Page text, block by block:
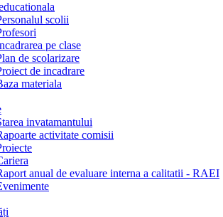
scolii
pe clase
de scolarizare
de incadrare
materiala
invatamantului
activitate comisii
anual de evaluare interna a calitatii - RAEI